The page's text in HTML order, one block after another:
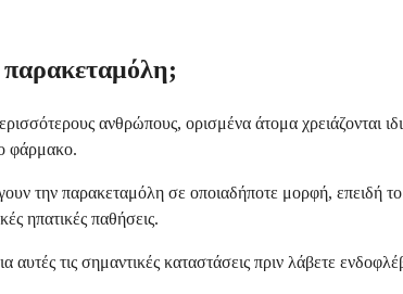
παρακεταμόλη;
ανθρώπους, ορισμένα άτομα χρειάζονται
φάρμακο.
την παρακεταμόλη σε οποιαδήποτε μορφή, επειδή
ηπατικές παθήσεις.
τις σημαντικές καταστάσεις πριν λάβετε